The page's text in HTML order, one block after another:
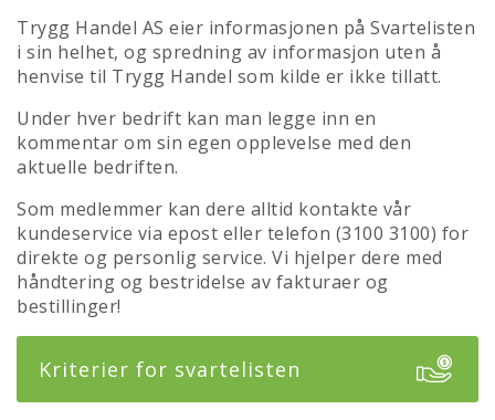
Trygg Handel AS eier informasjonen på Svartelisten
i sin helhet, og spredning av informasjon uten å
henvise til Trygg Handel som kilde er ikke tillatt.
Under hver bedrift kan man legge inn en
kommentar om sin egen opplevelse med den
aktuelle bedriften.
Som medlemmer kan dere alltid kontakte vår
kundeservice via epost eller telefon (3100 3100) for
direkte og personlig service. Vi hjelper dere med
håndtering og bestridelse av fakturaer og
bestillinger!
Kriterier for svartelisten